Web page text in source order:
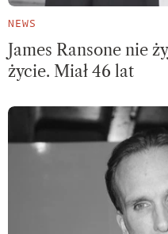
NEWS
James Ransone nie
życie. Miał 46 lat